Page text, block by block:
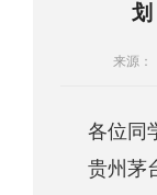
划
来源：
各位同
贵州茅